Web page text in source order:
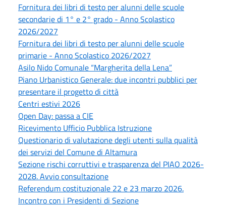
Fornitura dei libri di testo per alunni delle scuole
secondarie di 1° e 2° grado - Anno Scolastico
2026/2027
Fornitura dei libri di testo per alunni delle scuole
primarie - Anno Scolastico 2026/2027
Asilo Nido Comunale “Margherita della Lena”
Piano Urbanistico Generale: due incontri pubblici per
presentare il progetto di città
Centri estivi 2026
Open Day: passa a CIE
Ricevimento Ufficio Pubblica Istruzione
Questionario di valutazione degli utenti sulla qualità
dei servizi del Comune di Altamura
Sezione rischi corruttivi e trasparenza del PIAO 2026-
2028. Avvio consultazione
Referendum costituzionale 22 e 23 marzo 2026.
Incontro con i Presidenti di Sezione